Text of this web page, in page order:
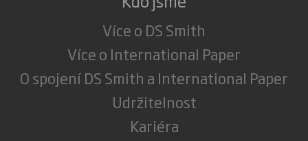
Více o DS Smith
Více o International Paper
O spojení DS Smith a International Paper
Udržitelnost
Kariéra